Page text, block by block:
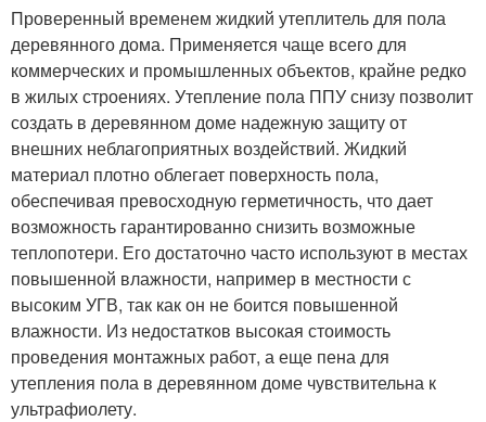
Проверенный временем жидкий утеплитель для пола
деревянного дома. Применяется чаще всего для
коммерческих и промышленных объектов, крайне редко
в жилых строениях. Утепление пола ППУ снизу позволит
создать в деревянном доме надежную защиту от
внешних неблагоприятных воздействий. Жидкий
материал плотно облегает поверхность пола,
обеспечивая превосходную герметичность, что дает
возможность гарантированно снизить возможные
теплопотери. Его достаточно часто используют в местах
повышенной влажности, например в местности с
высоким УГВ, так как он не боится повышенной
влажности. Из недостатков высокая стоимость
проведения монтажных работ, а еще пена для
утепления пола в деревянном доме чувствительна к
ультрафиолету.